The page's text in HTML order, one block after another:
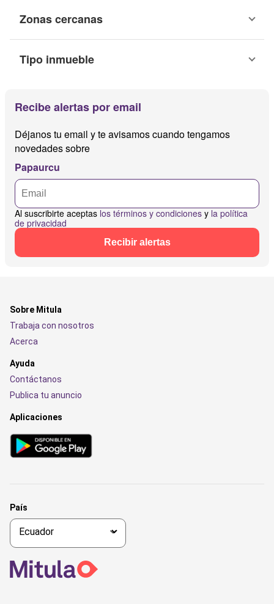
Zonas cercanas
Tipo inmueble
Recibe alertas por email
Déjanos tu email y te avisamos cuando tengamos
novedades sobre
Papaurcu
Al suscribirte aceptas los términos y condiciones y la política
de privacidad
Recibir alertas
Sobre Mitula
Trabaja con nosotros
Acerca
Ayuda
Contáctanos
Publica tu anuncio
Aplicaciones
País